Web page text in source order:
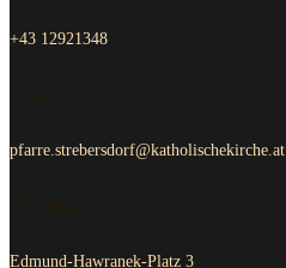
+43 12921348
pfarre.strebersdorf@katholischekirche.at
Edmund-Hawranek-Platz 3